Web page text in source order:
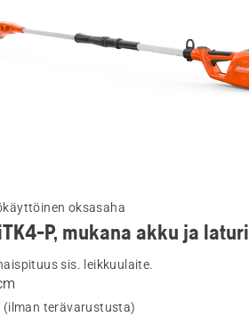
oksasaha​
P, mukana akku ja laturi
sis. leikkuulaite.
(ilman terävarustusta)